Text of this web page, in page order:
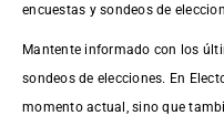
encuestas y sondeos de
Mantente informado con los
sondeos de elecciones. En
momento actual, sino que